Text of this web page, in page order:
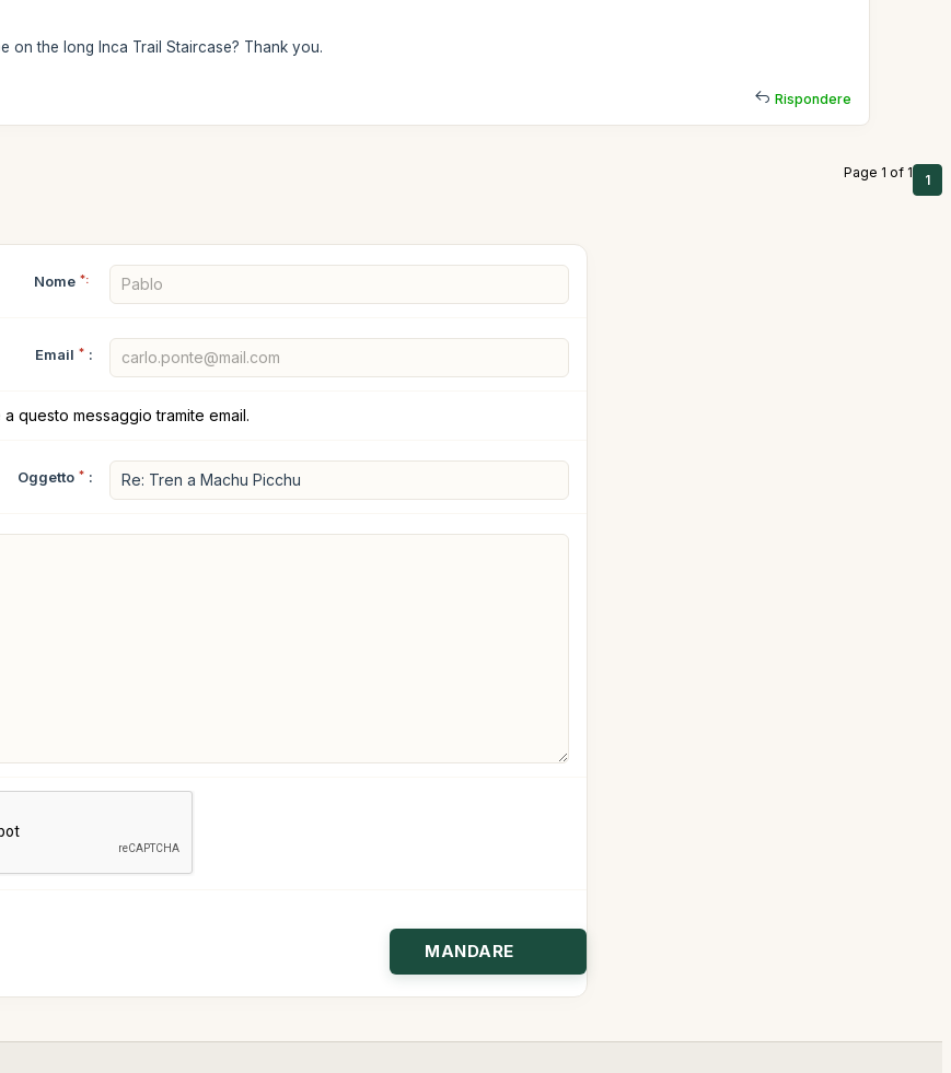
on the long Inca Trail Staircase? Thank you.
Rispondere
Page 1 of 1 1
Nome *:
Email * :
questo messaggio tramite email.
Oggetto * :